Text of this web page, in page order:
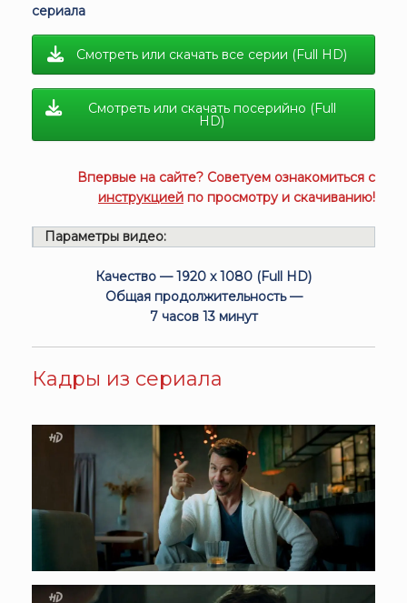
сериала
Смотреть или скачать все серии (Full HD)
Смотреть или скачать посерийно (Full
HD)
Впервые на сайте? Советуем ознакомиться с
инструкцией по просмотру и скачиванию!
Параметры видео:
Качество — 1920 x 1080 (Full HD)
Общая продолжительность —
7 часов 13 минут
Кадры из сериала